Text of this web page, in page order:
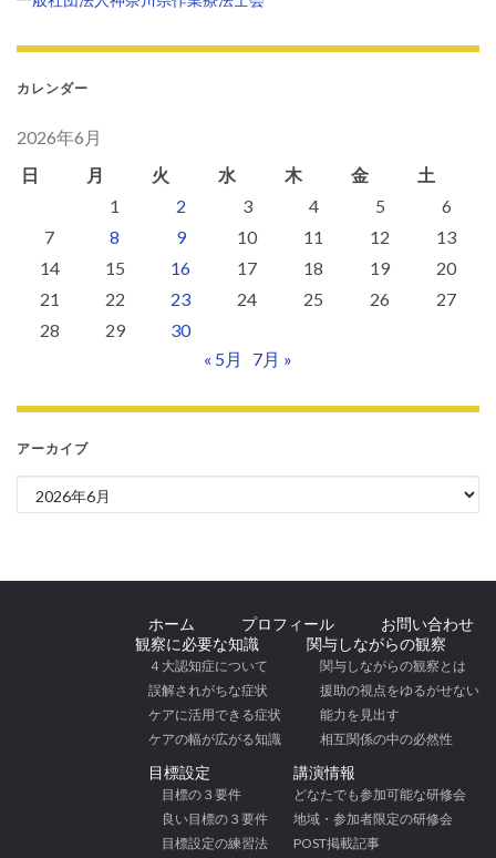
カレンダー
2026年6月
日
月 火 水 木 金
土
1
2 3 4 5
6
7
8 9 10 11 12
13
14
15 16 17 18 19
20
21
22 23 24 25 26
27
28
29
30
« 5月
7月 »
アーカイブ
アーカイブ
ホーム プロフィール
お問い合わせ
観察に必要な知識
４大認知症について
誤解されがちな症状
ケアに活用できる症状
ケアの幅が広がる知識
関与しながらの観察
関与しながらの観察とは
援助の視点をゆるがせない
能力を見出す
相互関係の中の必然性
目標設定
目標の３要件
良い目標の３要件
目標設定の練習法
講演情報
どなたでも参加可能な研修会
地域・参加者限定の研修会
POST掲載記事